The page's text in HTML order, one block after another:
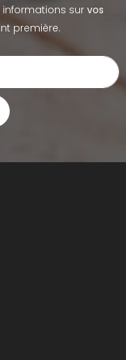
sur vos
première.